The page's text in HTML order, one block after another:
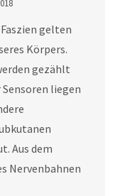
gelten
Körpers.
gezählt
liegen
Aus dem
Nervenbahnen